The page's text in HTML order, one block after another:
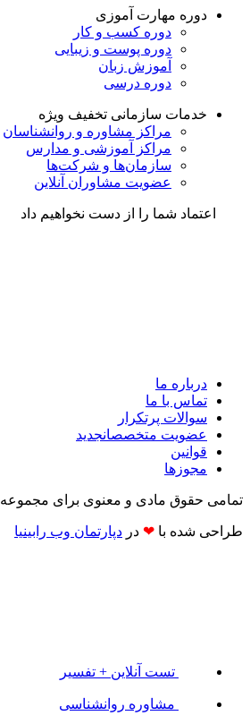
دوره مهارت آموزی
دوره کسب و کار
دوره پوست و زیبایی
آموزش زبان
دوره درسی
خدمات سازمانی تخفیف ویژه
مراکز مشاوره و روانشناسان
مراکز آموزشی و مدارس
سازمان‌ها و شرکت‌ها
عضویت مشاوران آنلاین
اعتماد شما را از دست نخواهیم داد
درباره ما
تماس با ما
سوالات پرتکرار
عضویت متخصصانجدید
قوانین
مجوزها
تمامی حقوق مادی و معنوی برای مجموعه
طراحی شده با ❤ در دپارتمان وب رابینیا​​
تست آنلاین + تفسیر
مشاوره روانشناسی